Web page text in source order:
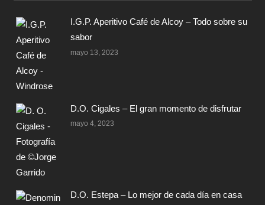
I.G.P. Aperitivo Café de Alcoy – Todo sobre su
sabor
mayo 13, 2023
D.O. Cigales – El gran momento de disfrutar
mayo 4, 2023
D.O. Estepa – Lo mejor de cada día en casa